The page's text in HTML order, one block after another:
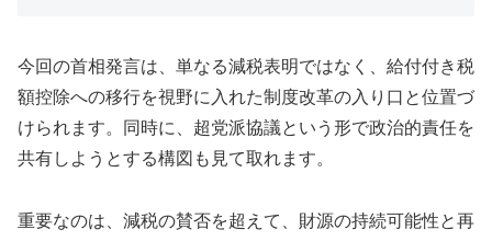
今回の首相発言は、単なる減税表明ではなく、給付付き税
額控除への移行を視野に入れた制度改革の入り口と位置づ
けられます。同時に、超党派協議という形で政治的責任を
共有しようとする構図も見て取れます。
重要なのは、減税の賛否を超えて、財源の持続可能性と再